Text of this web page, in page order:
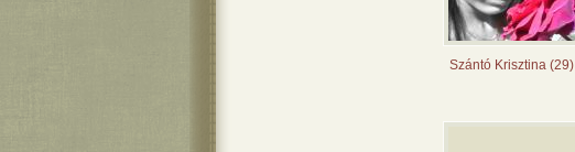
Szántó Krisztina (29)